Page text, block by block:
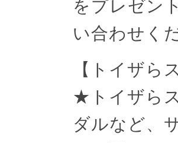
をプレゼン
い合わせく
【トイザら
★トイザら
ダルなど、